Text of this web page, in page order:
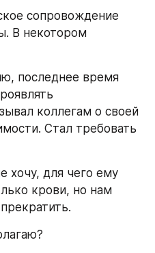
сопровождение
В некотором
последнее время
коллегам о своей
Стал требовать
хочу, для чего ему
крови, но нам